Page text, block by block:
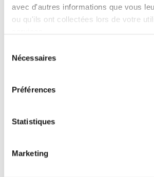
avec d'autres informations que vous
ou qu'ils ont collectées lors de votre
Nécessaires
Préférences
Statistiques
Marketing